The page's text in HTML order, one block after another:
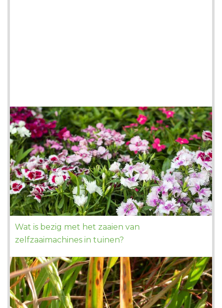
Wat is bezig met het zaaien van
zelfzaaimachines in tuinen?